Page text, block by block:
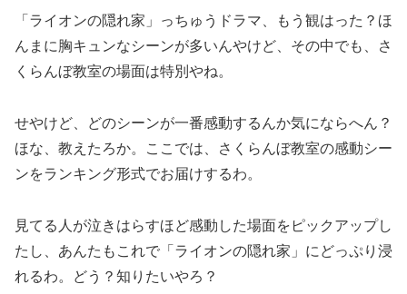
「ライオンの隠れ家」っちゅうドラマ、もう観はった？ほ
んまに胸キュンなシーンが多いんやけど、その中でも、さ
くらんぼ教室の場面は特別やね。
せやけど、どのシーンが一番感動するんか気にならへん？
ほな、教えたろか。ここでは、さくらんぼ教室の感動シー
ンをランキング形式でお届けするわ。
見てる人が泣きはらすほど感動した場面をピックアップし
たし、あんたもこれで「ライオンの隠れ家」にどっぷり浸
れるわ。どう？知りたいやろ？